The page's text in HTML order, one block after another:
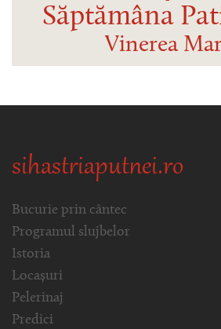
Săptămâna
Vinerea
sihastriaputnei.ro
Bucurie prin cântec
Programul slujbelor
Istoria
Locașuri
Pelerinaj
Predici